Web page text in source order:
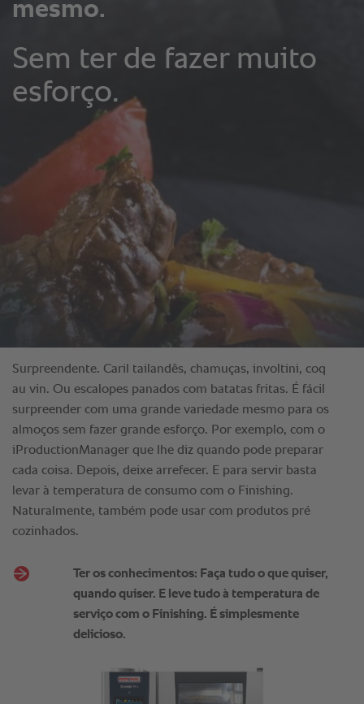
Surpreendente. Caril tailandês, chamuças, involtini, coq
au vin. Ou escalopes panados com batatas fritas. É fácil
surpreender com uma grande variedade mesmo para os
almoços sem fazer grande esforço. Por exemplo, com o
iProductionManager que lhe diz quando pode preparar
cada coisa. Depois, deixe arrefecer. E para servir basta
levar à temperatura de consumo com o Finishing.
Naturalmente, também pode usar com produtos pré
cozinhados.
Ter os conhecimentos: Faça tudo o que quiser,
quando quiser. E leve tudo à temperatura de
serviço com o Finishing. É simplesmente
delicioso.